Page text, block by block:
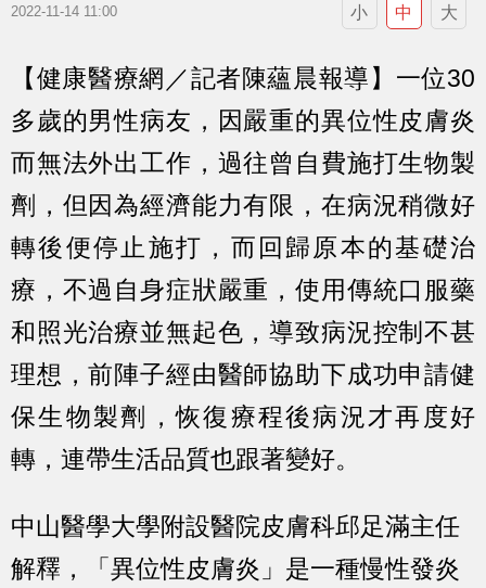
2022-11-14 11:00 小 中 大
【健康醫療網／記者陳蘊晨報導】一位30
多歲的男性病友，因嚴重的異位性皮膚炎
而無法外出工作，過往曾自費施打生物製
劑，但因為經濟能力有限，在病況稍微好
轉後便停止施打，而回歸原本的基礎治
療，不過自身症狀嚴重，使用傳統口服藥
和照光治療並無起色，導致病況控制不甚
理想，前陣子經由醫師協助下成功申請健
保生物製劑，恢復療程後病況才再度好
轉，連帶生活品質也跟著變好。
中山醫學大學附設醫院皮膚科邱足滿主任
解釋，「異位性皮膚炎」是一種慢性發炎